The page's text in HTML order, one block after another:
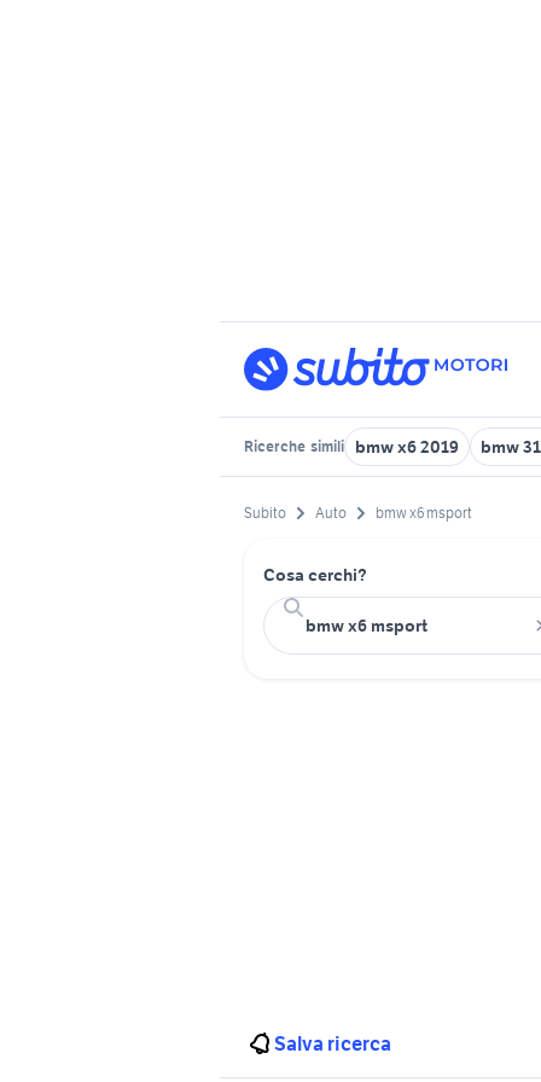
Ricerche simili bmw x6 2019 bmw
Subito Auto bmw x6 msport
Cosa cerchi?
Salva ricerca